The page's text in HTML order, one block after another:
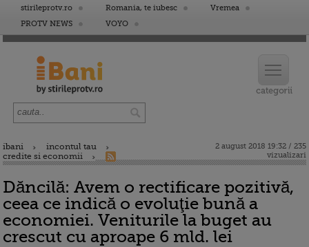
stirileprotv.ro Romania, te iubesc
Vremea
PROTV NEWS
VOYO
ibani
incontul tau
credite si economii
2 august 2018 19:32 / 235
vizualizari
Dăncilă: Avem o rectificare pozitivă,
ceea ce indică o evoluţie bună a
economiei. Veniturile la buget au
crescut cu aproape 6 mld. lei